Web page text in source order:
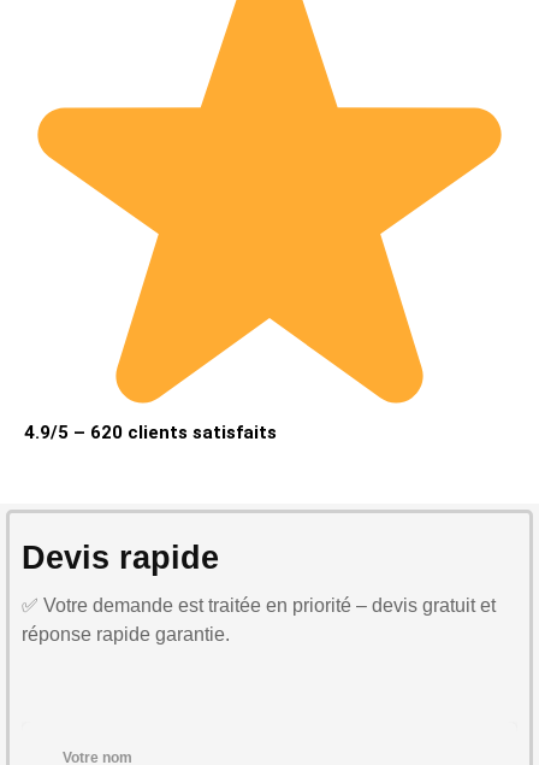
4.9/5 – 620 clients satisfaits
Devis rapide
✅ Votre demande est traitée en priorité – devis gratuit et
réponse rapide garantie.
Votre nom